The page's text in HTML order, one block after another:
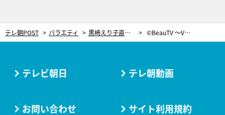
テレ朝POST バラエティ 黒崎えり子直伝！2018年ラッキーカラー「ボルドー」で幸せを呼び込む新年ネイル ©BeauTV ～VOCE
テレビ朝日 テレ朝動画
お問い合わせ サイト利用規約